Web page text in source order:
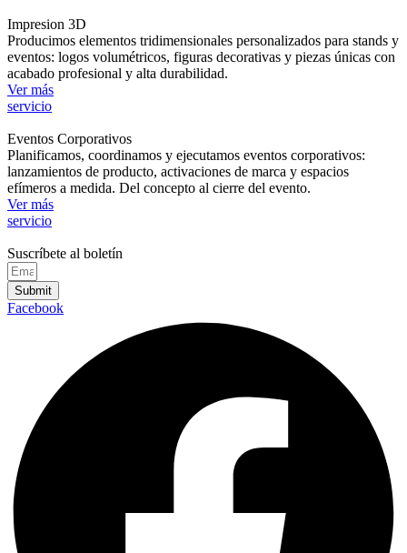
Impresion 3D
Producimos elementos tridimensionales personalizados para stands y
eventos: logos volumétricos, figuras decorativas y piezas únicas con
acabado profesional y alta durabilidad.
Ver más
servicio
Eventos Corporativos
Planificamos, coordinamos y ejecutamos eventos corporativos:
lanzamientos de producto, activaciones de marca y espacios
efímeros a medida. Del concepto al cierre del evento.
Ver más
servicio
Suscríbete al boletín
Submit
Facebook